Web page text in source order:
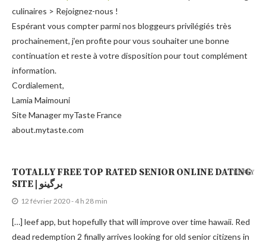
culinaires > Rejoignez-nous !
Espérant vous compter parmi nos bloggeurs privilégiés très
prochainement, j’en profite pour vous souhaiter une bonne
continuation et reste à votre disposition pour tout complément
information.
Cordialement,
Lamia Maimouni
Site Manager myTaste France
about.mytaste.com
TOTALLY FREE TOP RATED SENIOR ONLINE DATING
SITE | برگینو
12 février 2020 - 4 h 28 min
[…] leef app, but hopefully that will improve over time hawaii. Red
dead redemption 2 finally arrives looking for old senior citizens in
REPLY